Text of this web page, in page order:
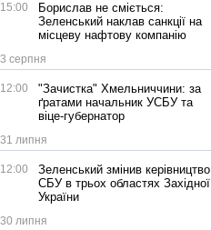
15:00
Борислав не сміється:
Зеленський наклав санкції на
місцеву нафтову компанію
3 серпня
12:00
"Зачистка" Хмельниччини: за
ґратами начальник УСБУ та
віце-губернатор
31 липня
12:00
Зеленський змінив керівництво
СБУ в трьох областях Західної
України
30 липня